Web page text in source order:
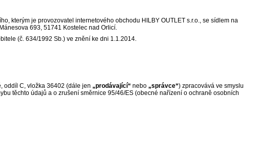
kterým je provozovatel internetového obchodu HILBY OUTLET s.r.o., se sídlem na
693, 51741 Kostelec nad Orlicí.
(č. 634/1992 Sb.) ve znění ke dni 1.1.2014.
oddíl C, vložka 36402 (dále jen „prodávající“ nebo „správce“) zpracovává ve smyslu
těchto údajů a o zrušení směrnice 95/46/ES (obecné nařízení o ochraně osobních